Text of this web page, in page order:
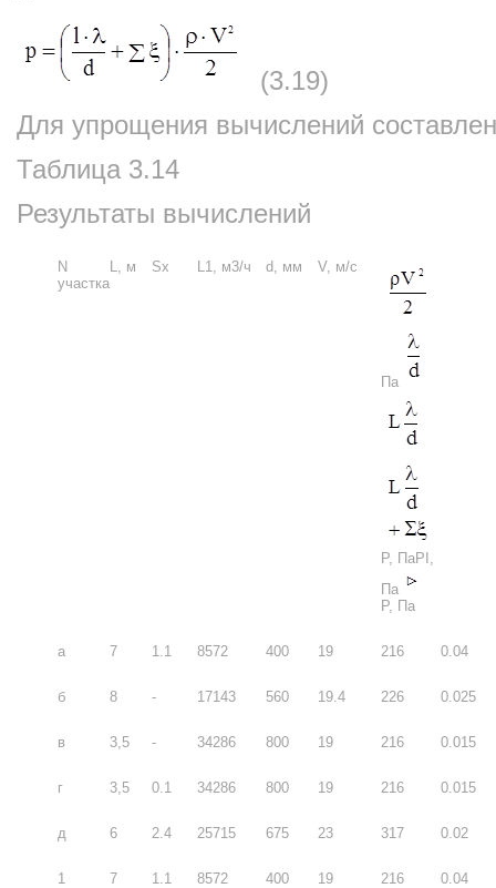
(3.19)
Для упрощения вычислений
Таблица 3.14
Результаты вычислений
N
участка
L, м Sx L1, м3/ч d, мм V, м/с
Па
Р, ПаРI,
Па
Р, Па
а 7 1.1 8572 400 19 216 0.04
б 8 - 17143 560 19.4 226 0.025
в 3,5 - 34286 800 19 216 0.015
г 3,5 0.1 34286 800 19 216 0.015
д 6 2.4 25715 675 23 317 0.02
1 7 1.1 8572 400 19 216 0.04